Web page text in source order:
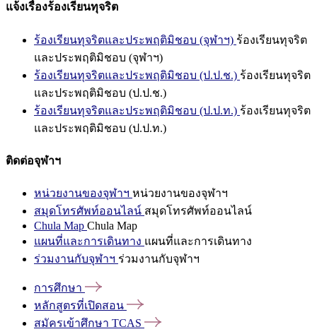
แจ้งเรื่องร้องเรียนทุจริต
ร้องเรียนทุจริตและประพฤติมิชอบ (จุฬาฯ) ร้องเรียนทุจริต
และประพฤติมิชอบ (จุฬาฯ)
ร้องเรียนทุจริตและประพฤติมิชอบ (ป.ป.ช.) ร้องเรียนทุจริต
และประพฤติมิชอบ (ป.ป.ช.)
ร้องเรียนทุจริตและประพฤติมิชอบ (ป.ป.ท.) ร้องเรียนทุจริต
และประพฤติมิชอบ (ป.ป.ท.)
ติดต่อจุฬาฯ
หน่วยงานของจุฬาฯ หน่วยงานของจุฬาฯ
สมุดโทรศัพท์ออนไลน์ สมุดโทรศัพท์ออนไลน์
Chula Map Chula Map
แผนที่และการเดินทาง แผนที่และการเดินทาง
ร่วมงานกับจุฬาฯ ร่วมงานกับจุฬาฯ
การศึกษา
หลักสูตรที่เปิดสอน
สมัครเข้าศึกษา TCAS